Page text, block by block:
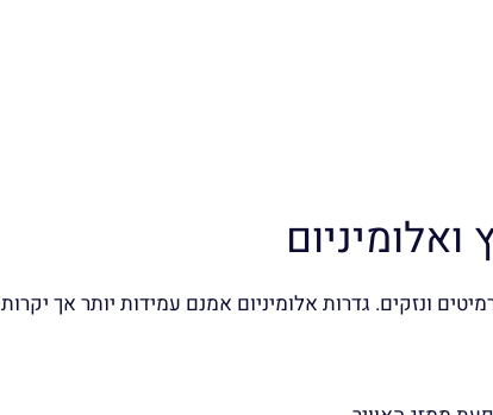
ונזקים. גדרות אלומיניום אמנם עמידות יותר אך יקרות